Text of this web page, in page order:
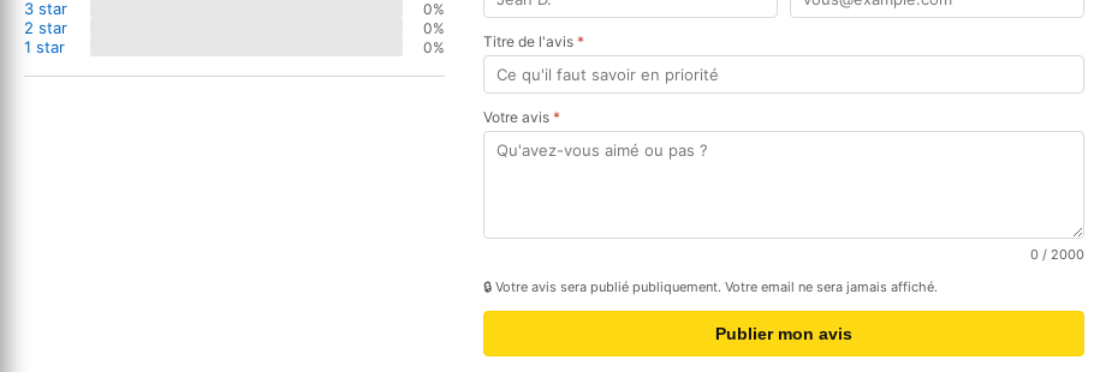
3 star 0%
2 star 0%
1 star 0% Titre de l'avis *
Votre avis *
0 / 2000
🔒 Votre avis sera publié publiquement. Votre email ne sera jamais affiché.
Publier mon avis